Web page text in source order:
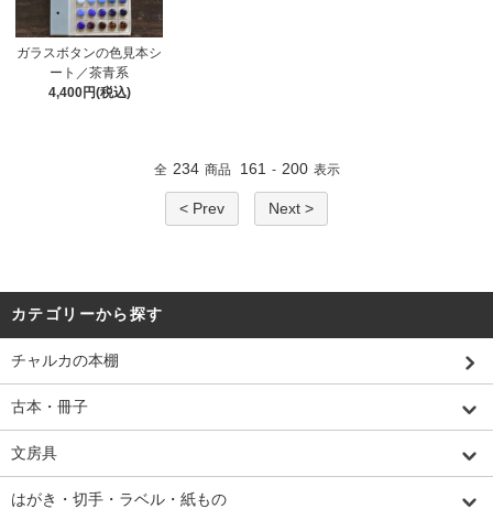
ガラスボタンの色見本シ
ート／茶青系
4,400円(税込)
全 234 商品 161 - 200 表示
< Prev Next >
カテゴリーから探す
チャルカの本棚
古本・冊子
文房具
はがき・切手・ラベル・紙もの